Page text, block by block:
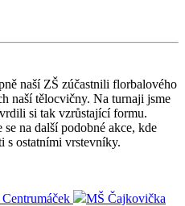
naší ZŠ zúčastnili florbalového
naší tělocvičny. Na turnaji jsme
si tak vzrůstající formu.
na další podobné akce, kde
s ostatními vrstevníky.
MŠ Čajkovička